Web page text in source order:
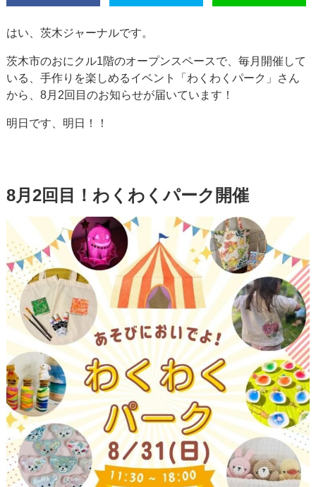
はい、茨木ジャーナルです。
茨木市のおにクル1階のオープンスペースで、毎月開催して
いる、手作りを楽しめるイベント「わくわくパーク」さん
から、8月2回目のお知らせが届いています！
明日です、明日！！
8月2回目！わくわくパーク開催